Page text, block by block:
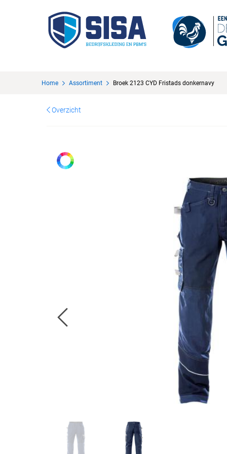
Home Assortiment Broek 2123 CYD Fristads donkernavy
Overzicht